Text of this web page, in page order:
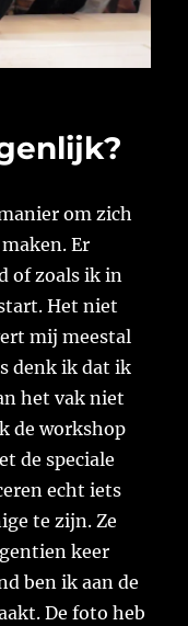
om zich
Er
of zoals ik in
Het niet
mij meestal
denk ik dat ik
het vak niet
de workshop
de speciale
echt iets
te zijn. Ze
keer
ben ik aan de
De foto heb